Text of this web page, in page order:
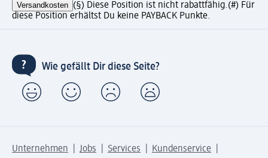
Versandkosten (§) Diese Position ist nicht rabattfähig.(#) Für
diese Position erhältst Du keine PAYBACK Punkte.
Wie gefällt Dir diese Seite?
Unternehmen Jobs Services
Kundenservice